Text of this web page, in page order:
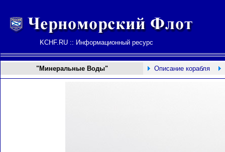
KCHF.RU :: Информационный ресурс
"Минеральные Воды" Описание корабля